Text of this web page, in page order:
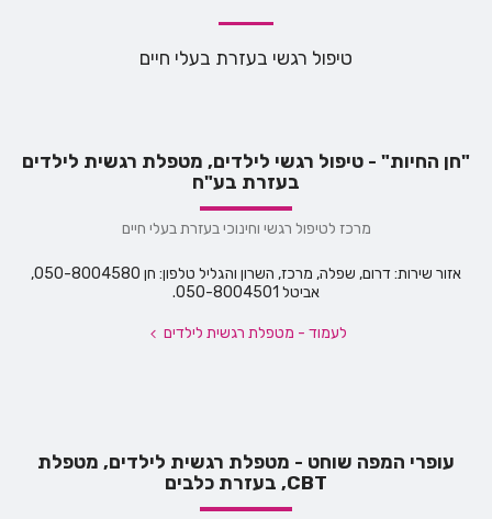
טיפול רגשי בעזרת בעלי חיים
"חן החיות" - טיפול רגשי לילדים, מטפלת רגשית לילדים
בעזרת בע"ח
מרכז לטיפול רגשי וחינוכי בעזרת בעלי חיים
אזור שירות: דרום, שפלה, מרכז, השרון והגליל טלפון: חן 050-8004580,
אביטל 050-8004501.
לעמוד - מטפלת רגשית לילדים
עופרי המפה שוחט - מטפלת רגשית לילדים, מטפלת
CBT, בעזרת כלבים